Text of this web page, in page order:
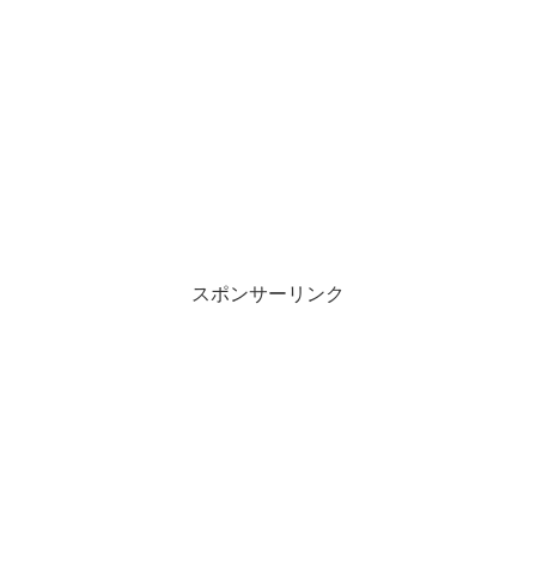
スポンサーリンク